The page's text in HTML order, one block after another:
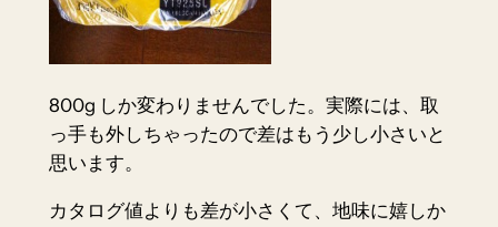
800g しか変わりませんでした。実際には、取
っ手も外しちゃったので差はもう少し小さいと
思います。
カタログ値よりも差が小さくて、地味に嬉しか